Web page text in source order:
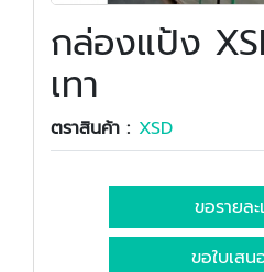
กล่องแป้ง
เทา
ตราสินค้า : XSD
ขอรายล
ขอใบเสน